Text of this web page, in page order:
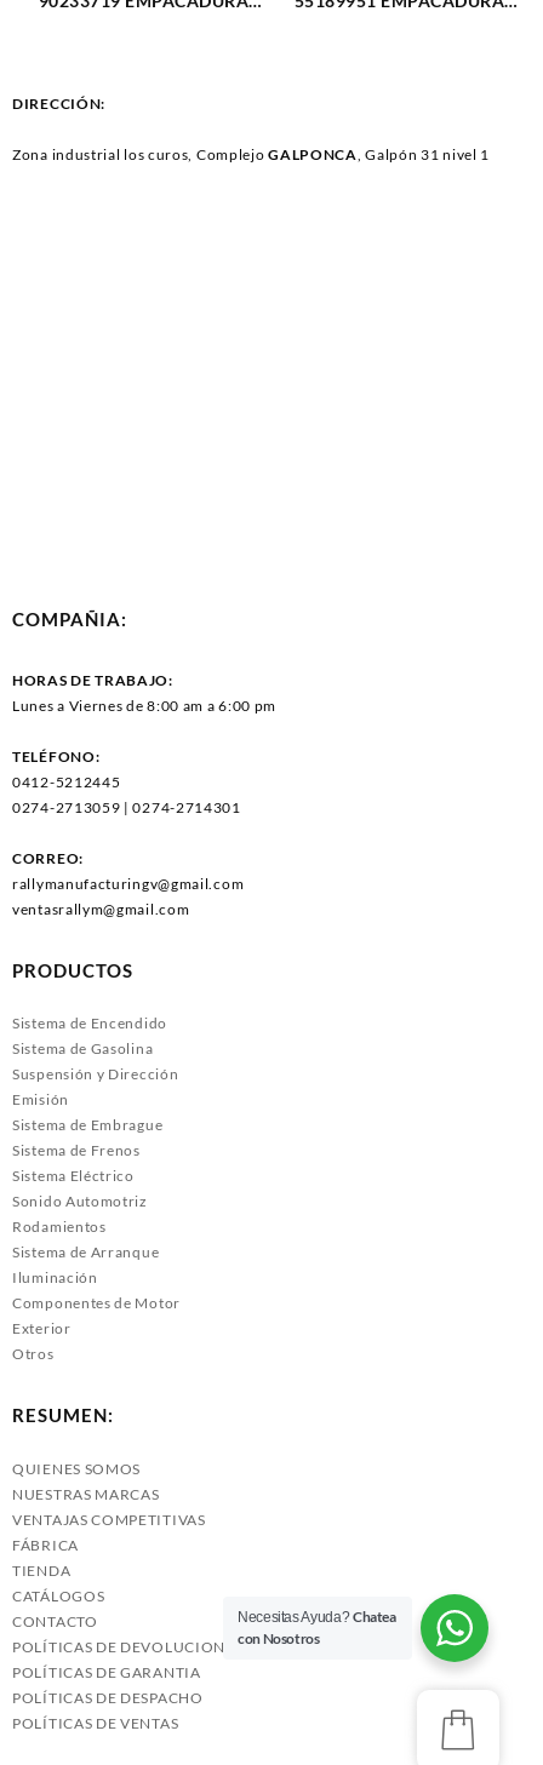
DIRECCIÓN:
Zona industrial los curos, ComplejoGALPONCA, Galpón 31 nivel 1
COMPAÑIA:
HORAS DE TRABAJO:
Lunes a Viernes de 8:00 am a 6:00 pm
TELÉFONO:
0412-5212445
0274-2713059 | 0274-2714301
CORREO:
rallymanufacturingv@gmail.com
ventasrallym@gmail.com
PRODUCTOS
Sistema de Encendido
Sistema de Gasolina
Suspensión y Dirección
Emisión
Sistema de Embrague
Sistema de Frenos
Sistema Eléctrico
Sonido Automotriz
Rodamientos
Sistema de Arranque
Iluminación
Componentes de Motor
Exterior
Otros
RESUMEN:
QUIENES SOMOS
NUESTRAS MARCAS
VENTAJAS COMPETITIVAS
FÁBRICA
TIENDA
CATÁLOGOS
CONTACTO
POLÍTICAS DE DEVOLUCIONES
POLÍTICAS DE GARANTIA
POLÍTICAS DE DESPACHO
POLÍTICAS DE VENTAS
Necesitas Ayuda?Chatea
con Nosotros